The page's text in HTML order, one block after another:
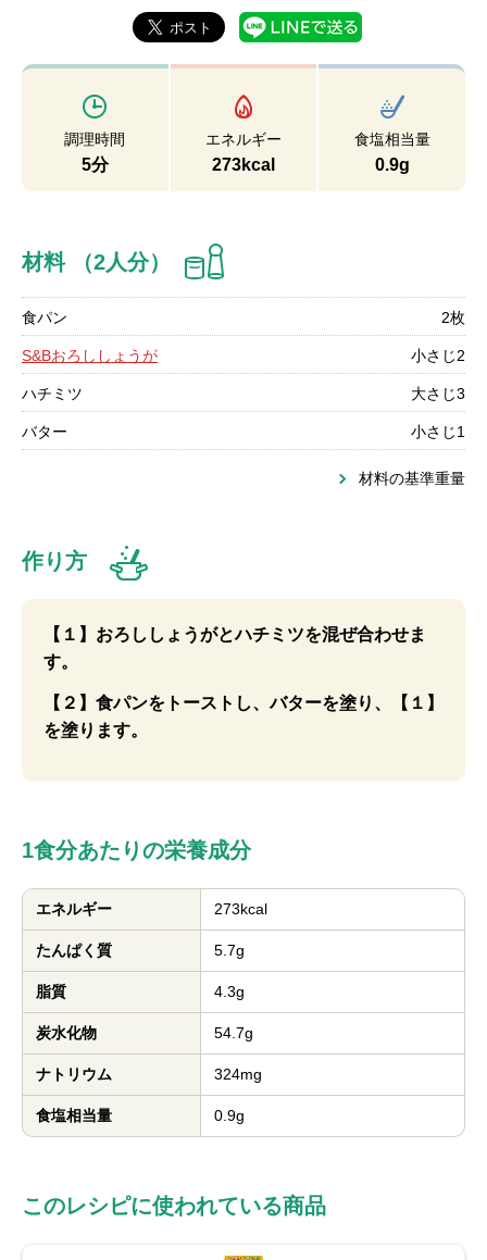
調理時間
5分
エネルギー
273kcal
食塩相当量
0.9g
材料 （2人分）
食パン 2枚
S&Bおろししょうが 小さじ2
ハチミツ 大さじ3
バター 小さじ1
材料の基準重量
作り方
【１】おろししょうがとハチミツを混ぜ合わせま
す。
【２】食パンをトーストし、バターを塗り、【１】
を塗ります。
1食分あたりの栄養成分
エネルギー 273kcal
たんぱく質 5.7g
脂質 4.3g
炭水化物 54.7g
ナトリウム 324mg
食塩相当量 0.9g
このレシピに使われている商品